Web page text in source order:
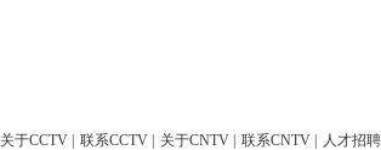
关于CCTV 联系CCTV 关于CNTV 联系CNTV 人才招聘